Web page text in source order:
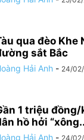
qua đèo Khe
sắt Bắc
Hải Anh - 24/
1 triệu
hồ hởi
Hải Anh - 24/